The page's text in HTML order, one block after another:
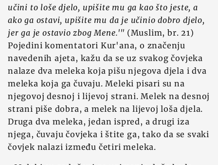
učini to loše djelo, upišite mu ga kao što jeste, a
ako ga ostavi, upišite mu da je učinio dobro djelo,
jer ga je ostavio zbog Mene.'" (Muslim, br. 21)
Pojedini komentatori Kur'ana, o značenju
navedenih ajeta, kažu da se uz svakog čovjeka
nalaze dva meleka koja pišu njegova djela i dva
meleka koja ga čuvaju. Meleki pisari su na
njegovoj desnoj i lijevoj strani. Melek na desnoj
strani piše dobra, a melek na lijevoj loša djela.
Druga dva meleka, jedan ispred, a drugi iza
njega, čuvaju čovjeka i štite ga, tako da se svaki
čovjek nalazi između četiri meleka.